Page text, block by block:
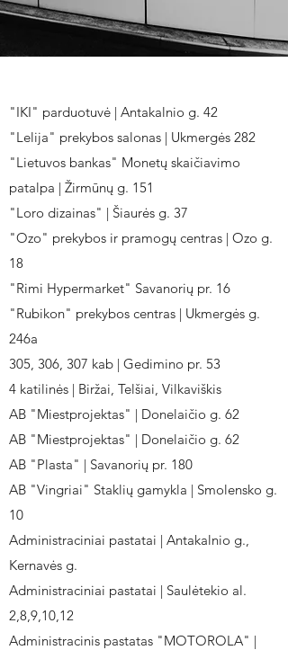
"IKI" parduotuvė | Antakalnio g. 42
"Lelija" prekybos salonas | Ukmergės 282
"Lietuvos bankas" Monetų skaičiavimo
patalpa | Žirmūnų g. 151
"Loro dizainas" | Šiaurės g. 37
"Ozo" prekybos ir pramogų centras | Ozo g.
18
"Rimi Hypermarket" Savanorių pr. 16
"Rubikon" prekybos centras | Ukmergės g.
246a
305, 306, 307 kab | Gedimino pr. 53
4 katilinės | Biržai, Telšiai, Vilkaviškis
AB "Miestprojektas" | Donelaičio g. 62
AB "Miestprojektas" | Donelaičio g. 62
AB "Plasta" | Savanorių pr. 180
AB "Vingriai" Staklių gamykla | Smolensko g.
10
Administraciniai pastatai | Antakalnio g.,
Kernavės g.
Administraciniai pastatai | Saulėtekio al.
2,8,9,10,12
Administracinis pastatas "MOTOROLA" |